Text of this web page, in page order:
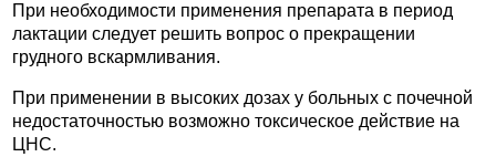
При необходимости применения препарата в период
лактации следует решить вопрос о прекращении
грудного вскармливания.
При применении в высоких дозах у больных с почечной
недостаточностью возможно токсическое действие на
ЦНС.